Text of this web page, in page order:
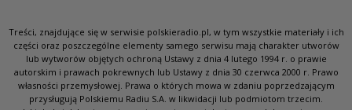
Treści, znajdujące się w serwisie polskieradio.pl, w tym wszystkie materiały i ich
części oraz poszczególne elementy samego serwisu mają charakter utworów
lub wytworów objętych ochroną Ustawy z dnia 4 lutego 1994 r. o prawie
autorskim i prawach pokrewnych lub Ustawy z dnia 30 czerwca 2000 r. Prawo
własności przemysłowej. Prawa o których mowa w zdaniu poprzedzającym
przysługują Polskiemu Radiu S.A. w likwidacji lub podmiotom trzecim.